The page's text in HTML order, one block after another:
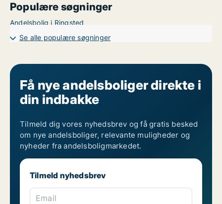
Populære søgninger
Andelsbolig i Ringsted
Se alle populære søgninger
Få nye andelsboliger direkte i
din indbakke
Tilmeld dig vores nyhedsbrev og få gratis besked
om nye andelsboliger, relevante muligheder og
nyheder fra andelsboligmarkedet.
Tilmeld nyhedsbrev
Email